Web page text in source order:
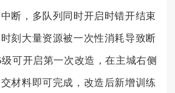
断，多队列同时开启时错开结束
刻大量资源被一次性消耗导致断
可开启第一次改造，在主城右侧
材料即可完成，改造后新增训练